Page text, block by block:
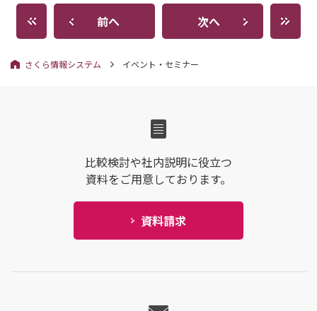
前へ 次へ
さくら情報システム イベント・セミナー
比較検討や社内説明に役立つ
資料をご用意しております。
資料請求